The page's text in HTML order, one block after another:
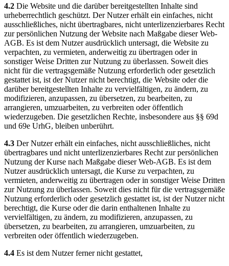
4.2 Die Website und die darüber bereitgestellten Inhalte sind
urheberrechtlich geschützt. Der Nutzer erhält ein einfaches, nicht
ausschließliches, nicht übertragbares, nicht unterlizenzierbares Recht
zur persönlichen Nutzung der Website nach Maßgabe dieser Web-
AGB. Es ist dem Nutzer ausdrücklich untersagt, die Website zu
verpachten, zu vermieten, anderweitig zu übertragen oder in
sonstiger Weise Dritten zur Nutzung zu überlassen. Soweit dies
nicht für die vertragsgemäße Nutzung erforderlich oder gesetzlich
gestattet ist, ist der Nutzer nicht berechtigt, die Website oder die
darüber bereitgestellten Inhalte zu vervielfältigen, zu ändern, zu
modifizieren, anzupassen, zu übersetzen, zu bearbeiten, zu
arrangieren, umzuarbeiten, zu verbreiten oder öffentlich
wiederzugeben. Die gesetzlichen Rechte, insbesondere aus §§ 69d
und 69e UrhG, bleiben unberührt.
4.3 Der Nutzer erhält ein einfaches, nicht ausschließliches, nicht
übertragbares und nicht unterlizenzierbares Recht zur persönlichen
Nutzung der Kurse nach Maßgabe dieser Web-AGB. Es ist dem
Nutzer ausdrücklich untersagt, die Kurse zu verpachten, zu
vermieten, anderweitig zu übertragen oder in sonstiger Weise Dritten
zur Nutzung zu überlassen. Soweit dies nicht für die vertragsgemäße
Nutzung erforderlich oder gesetzlich gestattet ist, ist der Nutzer nicht
berechtigt, die Kurse oder die darin enthaltenen Inhalte zu
vervielfältigen, zu ändern, zu modifizieren, anzupassen, zu
übersetzen, zu bearbeiten, zu arrangieren, umzuarbeiten, zu
verbreiten oder öffentlich wiederzugeben.
4.4 Es ist dem Nutzer ferner nicht gestattet,